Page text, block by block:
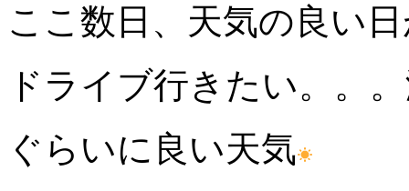
ここ数日、天気の良い
ドライブ行きたい。。
ぐらいに良い天気